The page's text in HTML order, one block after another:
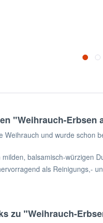
"Weihrauch-Erbsen
Weihrauch und wurde schon
balsamisch-würzigen
als Reinigungs,-
zu "Weihrauch-